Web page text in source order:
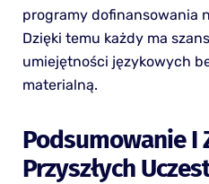
programy dofinansowania
Dzięki temu każdy ma
umiejętności językowych
materialną.
Podsumowanie I
Przyszłych